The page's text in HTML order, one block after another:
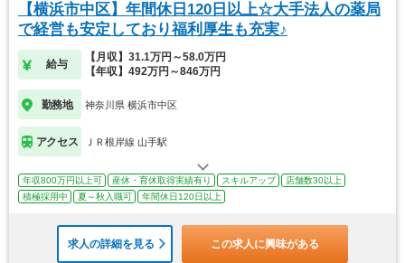
【横浜市中区】年間休日120日以上☆大手法人の薬局
で経営も安定しており福利厚生も充実♪
給与
【月収】31.1万円～58.0万円
【年収】492万円～846万円
勤務地 神奈川県 横浜市中区
アクセス ＪＲ根岸線 山手駅
年収800万円以上可 産休・育休取得実績有り スキルアップ
店舗数30以上
積極採用中
夏～秋入職可 年間休日120日以上
求人の詳細を見る この求人に興味がある